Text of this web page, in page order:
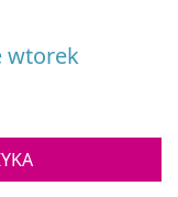
wtorek